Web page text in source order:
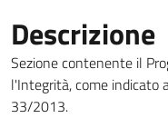
Descrizione
Sezione contenente il
l'Integrità, come indicato
33/2013.